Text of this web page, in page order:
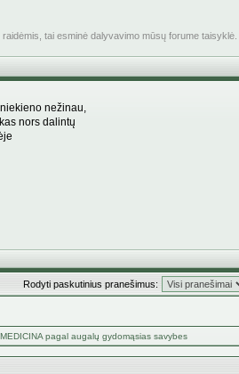
tai esminė dalyvavimo mūsų forume taisyklė.
nežinau,
nors dalintų
Rodyti paskutinius pranešimus:
pagal augalų gydomąsias savybes